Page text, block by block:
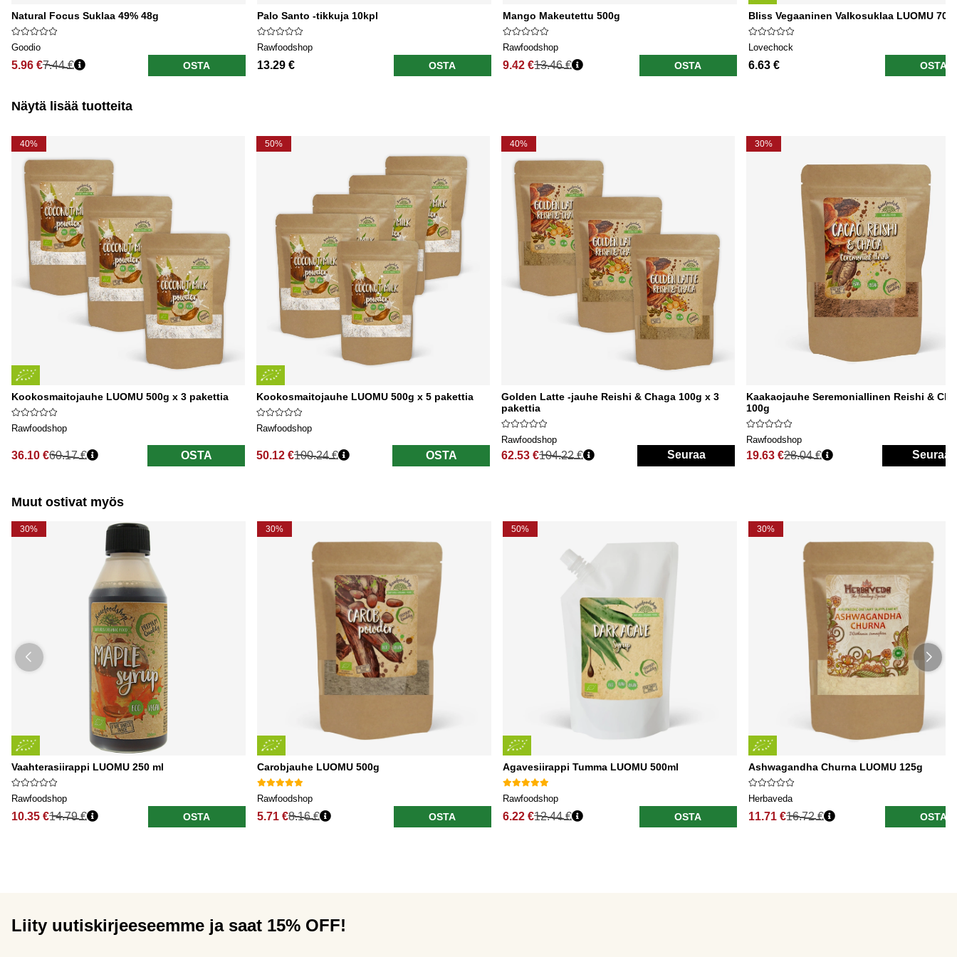
Natural Focus Suklaa 49% 48g
Goodio
5.96 €7.44 € OSTA
Palo Santo -tikkuja 10kpl
Rawfoodshop
13.29 € OSTA
Mango Makeutettu 500g
Rawfoodshop
9.42 €13.46 € OSTA
Bliss Vegaaninen Valkosuklaa LUOMU 70g
Lovechock
6.63 € OSTA
Näytä lisää tuotteita
40%
Kookosmaitojauhe LUOMU 500g x 3 pakettia
Rawfoodshop
36.10 €
Normaali hinta
60.17 € OSTA
50%
Kookosmaitojauhe LUOMU 500g x 5 pakettia
Rawfoodshop
50.12 €
Normaali hinta
100.24 € OSTA
40%
Golden Latte -jauhe Reishi & Chaga 100g x 3
pakettia
Rawfoodshop
62.53 €
Normaali hinta
104.22 € Seuraa
30%
Kaakaojauhe Seremoniallinen Reishi &
100g
Rawfoodshop
19.63 €
Normaali hinta
28.04 € Seuraa
Muut ostivat myös
30%
Vaahterasiirappi LUOMU 250 ml
Rawfoodshop
10.35 €14.79 € OSTA
30%
Carobjauhe LUOMU 500g
Rawfoodshop
5.71 €8.16 € OSTA
50%
Agavesiirappi Tumma LUOMU 500ml
Rawfoodshop
6.22 €12.44 € OSTA
30%
Ashwagandha Churna LUOMU 125g
Herbaveda
11.71 €16.72 € OSTA
Liity uutiskirjeeseemme ja saat 15% OFF!